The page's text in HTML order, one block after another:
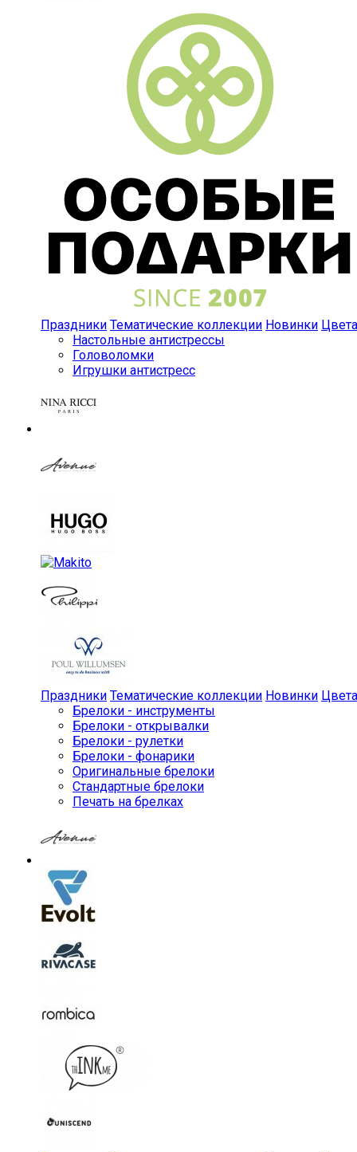
Праздники Тематические коллекции Новинки Цвета
Настольные антистрессы
Головоломки
Игрушки антистресс
Праздники Тематические коллекции Новинки Цвета
Брелоки - инструменты
Брелоки - открывалки
Брелоки - рулетки
Брелоки - фонарики
Оригинальные брелоки
Стандартные брелоки
Печать на брелках